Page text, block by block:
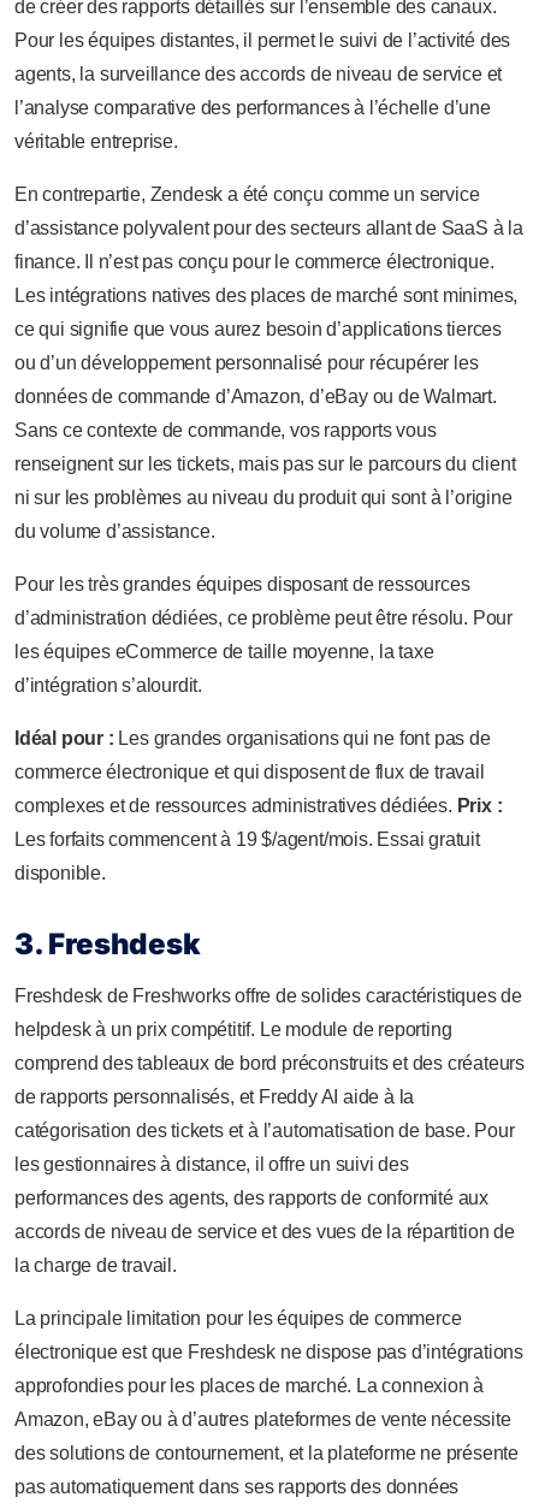
de créer des rapports détaillés sur l’ensemble des canaux.
Pour les équipes distantes, il permet le suivi de l’activité des
agents, la surveillance des accords de niveau de service et
l’analyse comparative des performances à l’échelle d’une
véritable entreprise.
En contrepartie, Zendesk a été conçu comme un service
d’assistance polyvalent pour des secteurs allant de SaaS à la
finance. Il n’est pas conçu pour le commerce électronique.
Les intégrations natives des places de marché sont minimes,
ce qui signifie que vous aurez besoin d’applications tierces
ou d’un développement personnalisé pour récupérer les
données de commande d’Amazon, d’eBay ou de Walmart.
Sans ce contexte de commande, vos rapports vous
renseignent sur les tickets, mais pas sur le parcours du client
ni sur les problèmes au niveau du produit qui sont à l’origine
du volume d’assistance.
Pour les très grandes équipes disposant de ressources
d’administration dédiées, ce problème peut être résolu. Pour
les équipes eCommerce de taille moyenne, la taxe
d’intégration s’alourdit.
Idéal pour : Les grandes organisations qui ne font pas de
commerce électronique et qui disposent de flux de travail
complexes et de ressources administratives dédiées. Prix :
Les forfaits commencent à 19 $/agent/mois. Essai gratuit
disponible.
3. Freshdesk
Freshdesk de Freshworks offre de solides caractéristiques de
helpdesk à un prix compétitif. Le module de reporting
comprend des tableaux de bord préconstruits et des créateurs
de rapports personnalisés, et Freddy AI aide à la
catégorisation des tickets et à l’automatisation de base. Pour
les gestionnaires à distance, il offre un suivi des
performances des agents, des rapports de conformité aux
accords de niveau de service et des vues de la répartition de
la charge de travail.
La principale limitation pour les équipes de commerce
électronique est que Freshdesk ne dispose pas d’intégrations
approfondies pour les places de marché. La connexion à
Amazon, eBay ou à d’autres plateformes de vente nécessite
des solutions de contournement, et la plateforme ne présente
pas automatiquement dans ses rapports des données